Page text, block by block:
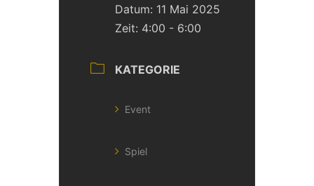
Datum: 11 Mai 2025
Zeit: 4:00 - 6:00
KATEGORIE
Event
Spiel